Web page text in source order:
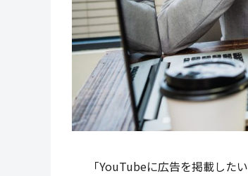
「YouTubeに広告を掲載した